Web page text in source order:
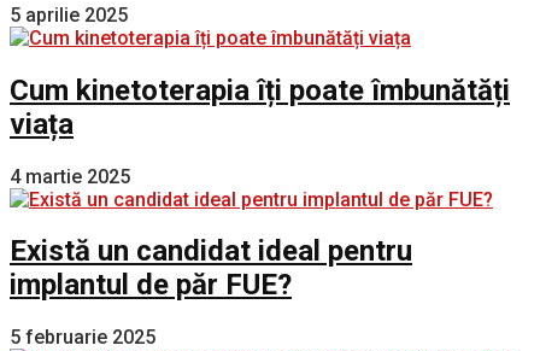
5 aprilie 2025
Cum kinetoterapia îți poate îmbunătăți
viața
4 martie 2025
Există un candidat ideal pentru
implantul de păr FUE?
5 februarie 2025